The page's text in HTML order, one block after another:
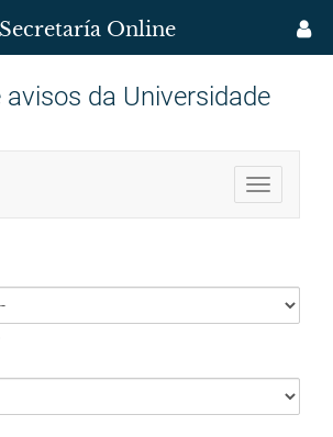
Secretaría Online
avisos da Universidade
Toggle
navigation